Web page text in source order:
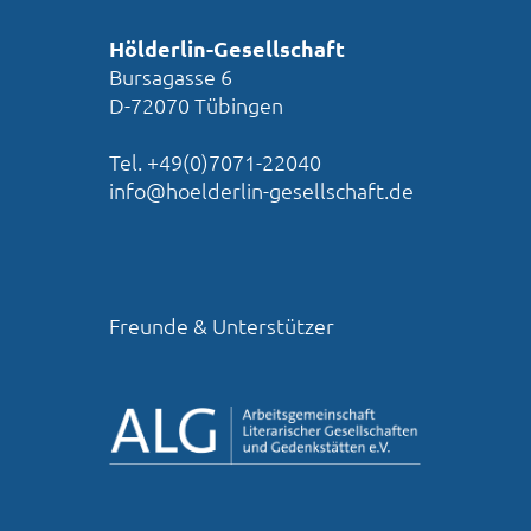
Hölderlin-Gesellschaft
Bursagasse 6
D-72070 Tübingen
Tel. +49(0)7071-22040
info@hoelderlin-gesellschaft.de
Freunde & Unterstützer